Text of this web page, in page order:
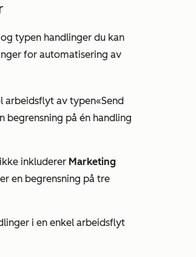
typen handlinger du kan
for automatisering av
arbeidsflyt av typen«Send
begrensning på én handling
inkluderer Marketing
en begrensning på tre
i en enkel arbeidsflyt